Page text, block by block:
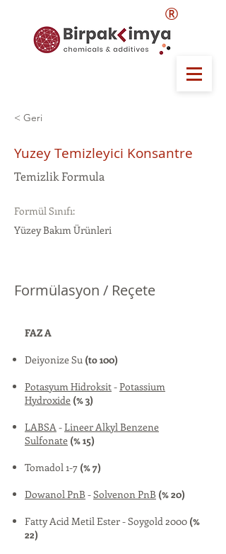
®
< Geri
Yuzey Temizleyici Konsantre
Temizlik Formula
Formül Sınıfı:
Yüzey Bakım Ürünleri
Formülasyon / Reçete
FAZ A
Deiyonize Su (to 100)
Potasyum Hidroksit-Potassium
Hydroxide (% 3)
LABSA-Lineer Alkyl Benzene
Sulfonate (% 15)
Tomadol 1-7 (% 7)
Dowanol PnB -Solvenon PnB (% 20)
Fatty Acid Metil Ester - Soygold 2000 (%
22)